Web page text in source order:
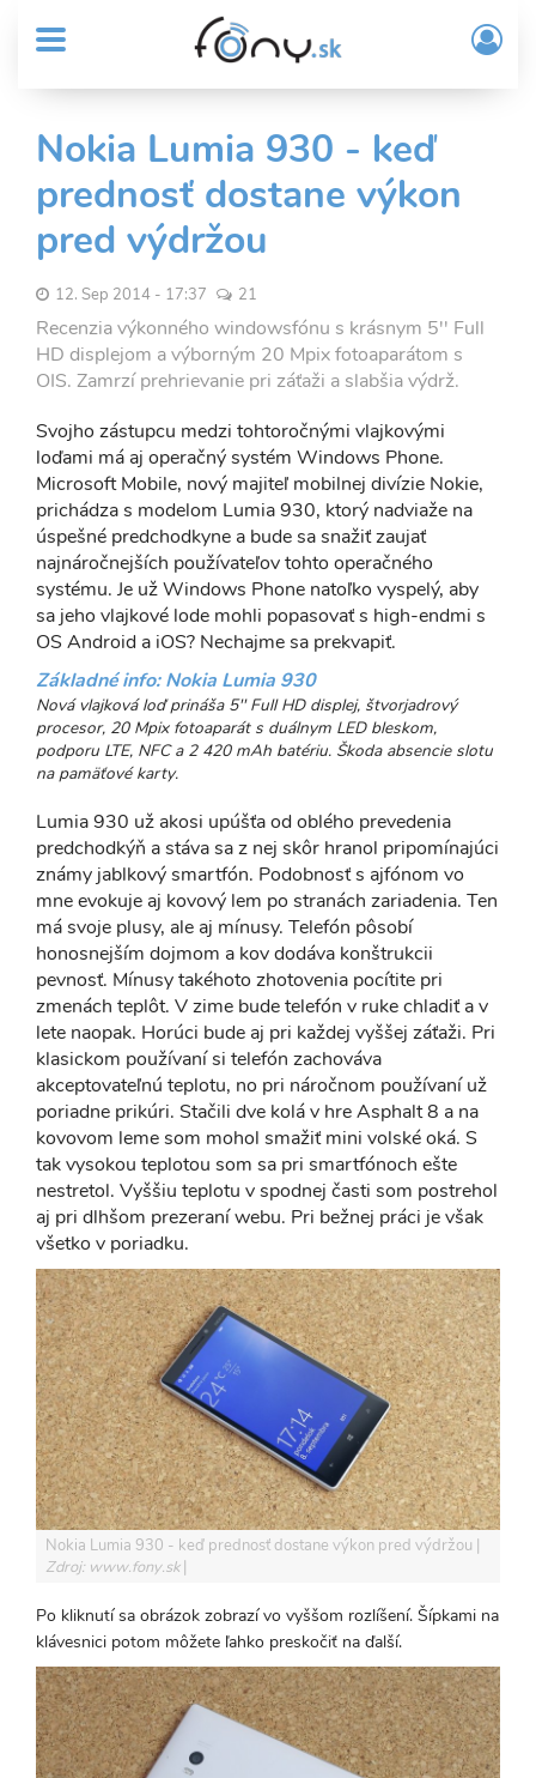
obsah
MENU
Sub
Header
menu
User
account
menu
/
Nokia Lumia 930 - keď
prednosť dostane výkon
pred výdržou
12. Sep 2014 - 17:37 21
Recenzia výkonného windowsfónu s krásnym 5'' Full
HD displejom a výborným 20 Mpix fotoaparátom s
OIS. Zamrzí prehrievanie pri záťaži a slabšia výdrž.
Svojho zástupcu medzi tohtoročnými vlajkovými
loďami má aj operačný systém Windows Phone.
Microsoft Mobile, nový majiteľ mobilnej divízie Nokie,
prichádza s modelom Lumia 930, ktorý nadviaže na
úspešné predchodkyne a bude sa snažiť zaujať
najnáročnejších používateľov tohto operačného
systému. Je už Windows Phone natoľko vyspelý, aby
sa jeho vlajkové lode mohli popasovať s high-endmi s
OS Android a iOS? Nechajme sa prekvapiť.
Základné info: Nokia Lumia 930
Nová vlajková loď prináša 5'' Full HD displej, štvorjadrový
procesor, 20 Mpix fotoaparát s duálnym LED bleskom,
podporu LTE, NFC a 2 420 mAh batériu. Škoda absencie slotu
na pamäťové karty.
Lumia 930 už akosi upúšťa od oblého prevedenia
predchodkýň a stáva sa z nej skôr hranol pripomínajúci
známy jablkový smartfón. Podobnosť s ajfónom vo
mne evokuje aj kovový lem po stranách zariadenia. Ten
má svoje plusy, ale aj mínusy. Telefón pôsobí
honosnejším dojmom a kov dodáva konštrukcii
pevnosť. Mínusy takéhoto zhotovenia pocítite pri
zmenách teplôt. V zime bude telefón v ruke chladiť a v
lete naopak. Horúci bude aj pri každej vyššej záťaži. Pri
klasickom používaní si telefón zachováva
akceptovateľnú teplotu, no pri náročnom používaní už
poriadne prikúri. Stačili dve kolá v hre Asphalt 8 a na
kovovom leme som mohol smažiť mini volské oká. S
tak vysokou teplotou som sa pri smartfónoch ešte
nestretol. Vyššiu teplotu v spodnej časti som postrehol
aj pri dlhšom prezeraní webu. Pri bežnej práci je však
všetko v poriadku.
Nokia Lumia 930 - keď prednosť dostane výkon pred výdržou
Zdroj: www.fony.sk
Po kliknutí sa obrázok zobrazí vo vyššom rozlíšení. Šípkami na
klávesnici potom môžete ľahko preskočiť na ďalší.